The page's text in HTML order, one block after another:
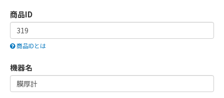
商品ID
商品IDとは
機器名